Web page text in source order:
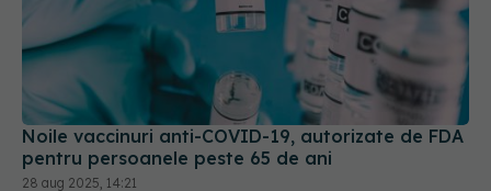
Noile vaccinuri anti-COVID-19, autorizate de FDA
pentru persoanele peste 65 de ani
28 aug 2025, 14:21